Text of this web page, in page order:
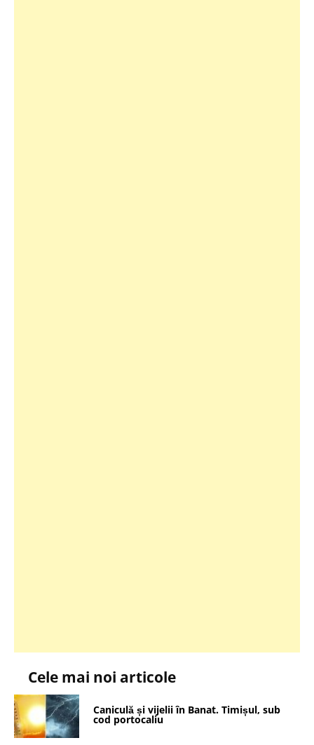
Cele mai noi articole
Caniculă și vijelii în Banat. Timișul, sub
cod portocaliu